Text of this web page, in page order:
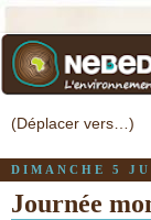
DIMANCHE 5
Journée